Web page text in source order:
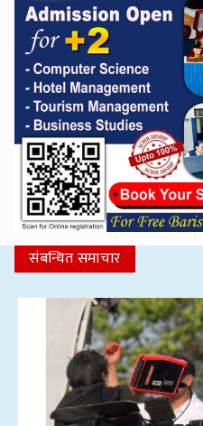
संबन्धित समाचार